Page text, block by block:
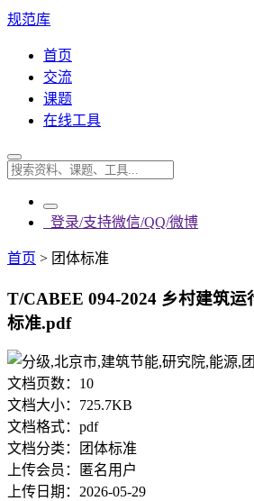
规范库
首页
交流
课题
在线工具
登录/支持微信/QQ/微博
首页 > 团体标准
T/CABEE 094-2024 乡村建筑运
标准.pdf
文档页数： 10
文档大小： 725.7KB
文档格式： pdf
文档分类：
团体标准
上传会员：
匿名用户
上传日期： 2026-05-29